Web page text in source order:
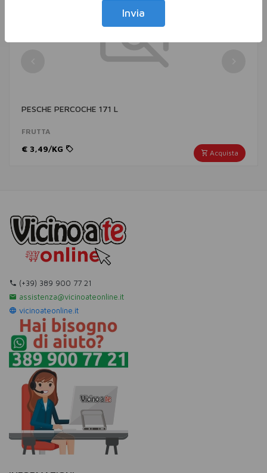
PESCHE PERCOCHE 171 L
FRUTTA
Acquista
€ 3,49/KG
(+39) 389 900 77 21
assistenza@vicinoateonline.it
vicinoateonline.it
Invia